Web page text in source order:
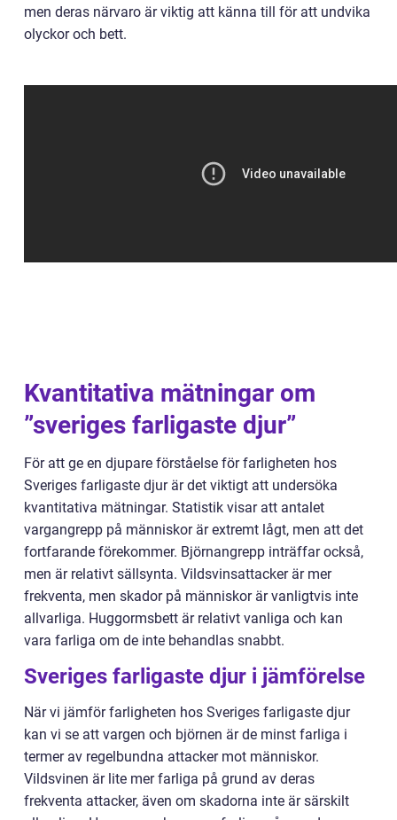
men deras närvaro är viktig att känna till för att undvika
olyckor och bett.
Kvantitativa mätningar om
”sveriges farligaste djur”
För att ge en djupare förståelse för farligheten hos
Sveriges farligaste djur är det viktigt att undersöka
kvantitativa mätningar. Statistik visar att antalet
vargangrepp på människor är extremt lågt, men att det
fortfarande förekommer. Björnangrepp inträffar också,
men är relativt sällsynta. Vildsvinsattacker är mer
frekventa, men skador på människor är vanligtvis inte
allvarliga. Huggormsbett är relativt vanliga och kan
vara farliga om de inte behandlas snabbt.
Sveriges farligaste djur i jämförelse
När vi jämför farligheten hos Sveriges farligaste djur
kan vi se att vargen och björnen är de minst farliga i
termer av regelbundna attacker mot människor.
Vildsvinen är lite mer farliga på grund av deras
frekventa attacker, även om skadorna inte är särskilt